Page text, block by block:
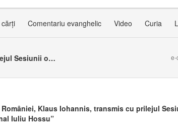
Comentariu evanghelic Video Curia
Mesajul Președintelui României, Klaus Iohannis, transmis cu prilejul Sesiunii omagiale „Anul Cardinal Iuliu Hossu” e-
Klaus Iohannis, transmis cu prilejul
Iuliu Hossu”